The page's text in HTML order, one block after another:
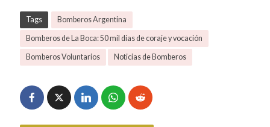
Tags Bomberos Argentina
Bomberos de La Boca: 50 mil días de coraje y vocación
Bomberos Voluntarios Noticias de Bomberos